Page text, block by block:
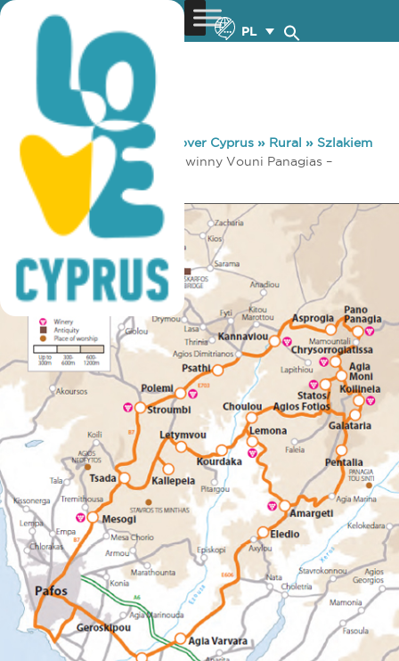
PL
You are here: Home »Discover Cyprus » Rural » Szlakiem
Cypryjskich Winnic»Szlak winny Vouni Panagias –
Ambelitis (wiejski)